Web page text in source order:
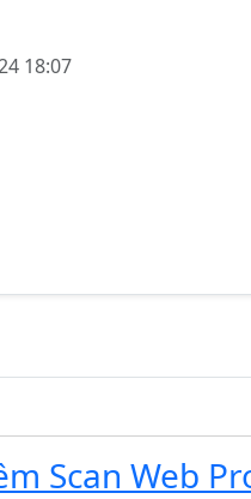
18:07
Scan Web